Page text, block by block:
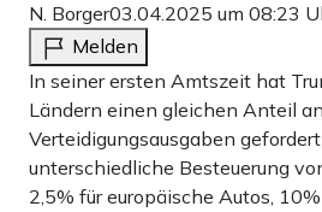
N. Borger03.04.2025 um 08:23
Melden
In seiner ersten Amtszeit hat
Ländern einen gleichen Anteil
Verteidigungsausgaben
unterschiedliche Besteuerung
2,5% für europäische Autos,